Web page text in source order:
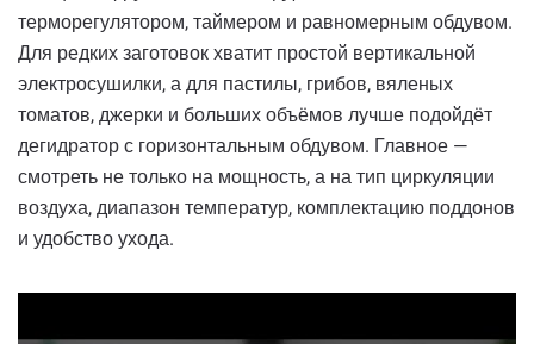
терморегулятором, таймером и равномерным обдувом.
Для редких заготовок хватит простой вертикальной
электросушилки, а для пастилы, грибов, вяленых
томатов, джерки и больших объёмов лучше подойдёт
дегидратор с горизонтальным обдувом. Главное —
смотреть не только на мощность, а на тип циркуляции
воздуха, диапазон температур, комплектацию поддонов
и удобство ухода.